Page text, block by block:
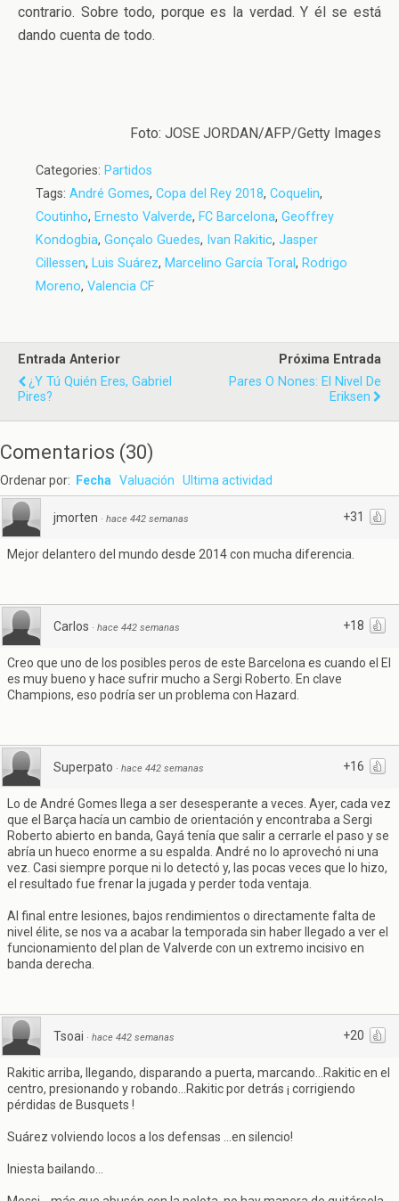
contrario. Sobre todo, porque es la verdad. Y él se está
dando cuenta de todo.
Foto: JOSE JORDAN/AFP/Getty Images
Categories: Partidos
Tags: André Gomes, Copa del Rey 2018, Coquelin,
Coutinho, Ernesto Valverde, FC Barcelona, Geoffrey
Kondogbia, Gonçalo Guedes, Ivan Rakitic, Jasper
Cillessen, Luis Suárez, Marcelino García Toral, Rodrigo
Moreno, Valencia CF
Entrada Anterior
¿Y Tú Quién Eres, Gabriel
Pires?
Próxima Entrada
Pares O Nones: El Nivel De
Eriksen
Comentarios (30)
Ordenar por: Fecha Valuación Ultima actividad
+31
jmorten · hace 442 semanas
Mejor delantero del mundo desde 2014 con mucha diferencia.
+18
Carlos · hace 442 semanas
Creo que uno de los posibles peros de este Barcelona es cuando el EI
es muy bueno y hace sufrir mucho a Sergi Roberto. En clave
Champions, eso podría ser un problema con Hazard.
+16
Superpato · hace 442 semanas
Lo de André Gomes llega a ser desesperante a veces. Ayer, cada vez
que el Barça hacía un cambio de orientación y encontraba a Sergi
Roberto abierto en banda, Gayá tenía que salir a cerrarle el paso y se
abría un hueco enorme a su espalda. André no lo aprovechó ni una
vez. Casi siempre porque ni lo detectó y, las pocas veces que lo hizo,
el resultado fue frenar la jugada y perder toda ventaja.
Al final entre lesiones, bajos rendimientos o directamente falta de
nivel élite, se nos va a acabar la temporada sin haber llegado a ver el
funcionamiento del plan de Valverde con un extremo incisivo en
banda derecha.
+20
Tsoai · hace 442 semanas
Rakitic arriba, llegando, disparando a puerta, marcando...Rakitic en el
centro, presionando y robando...Rakitic por detrás ¡ corrigiendo
pérdidas de Busquets !
Suárez volviendo locos a los defensas ...en silencio!
Iniesta bailando...